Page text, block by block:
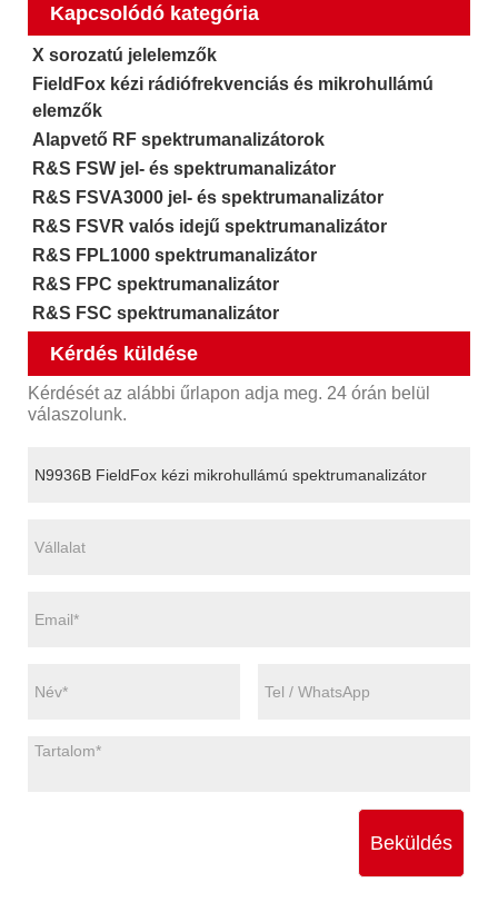
Kapcsolódó kategória
X sorozatú jelelemzők
FieldFox kézi rádiófrekvenciás és mikrohullámú
elemzők
Alapvető RF spektrumanalizátorok
R&S FSW jel- és spektrumanalizátor
R&S FSVA3000 jel- és spektrumanalizátor
R&S FSVR valós idejű spektrumanalizátor
R&S FPL1000 spektrumanalizátor
R&S FPC spektrumanalizátor
R&S FSC spektrumanalizátor
Kérdés küldése
Kérdését az alábbi űrlapon adja meg. 24 órán belül
válaszolunk.
Beküldés